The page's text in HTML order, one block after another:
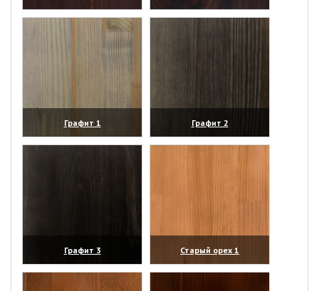
(увеличить)
(увеличить)
Графит 1
(увеличить)
Графит 2
(увеличить)
Графит 3
(увеличить)
Старый орех 1
(увеличить)